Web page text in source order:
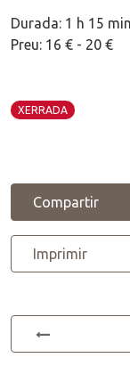
Durada: 1 h 15 min
Preu: 16 € - 20 €
XERRADA
Compartir
Imprimir